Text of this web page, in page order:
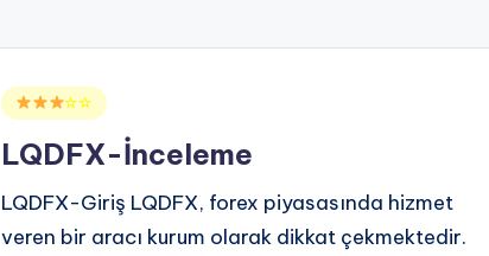
Posted☆☆
LQDFX-İnceleme
LQDFX-Giriş LQDFX, forex piyasasında hizmet
veren bir aracı kurum olarak dikkat çekmektedir.